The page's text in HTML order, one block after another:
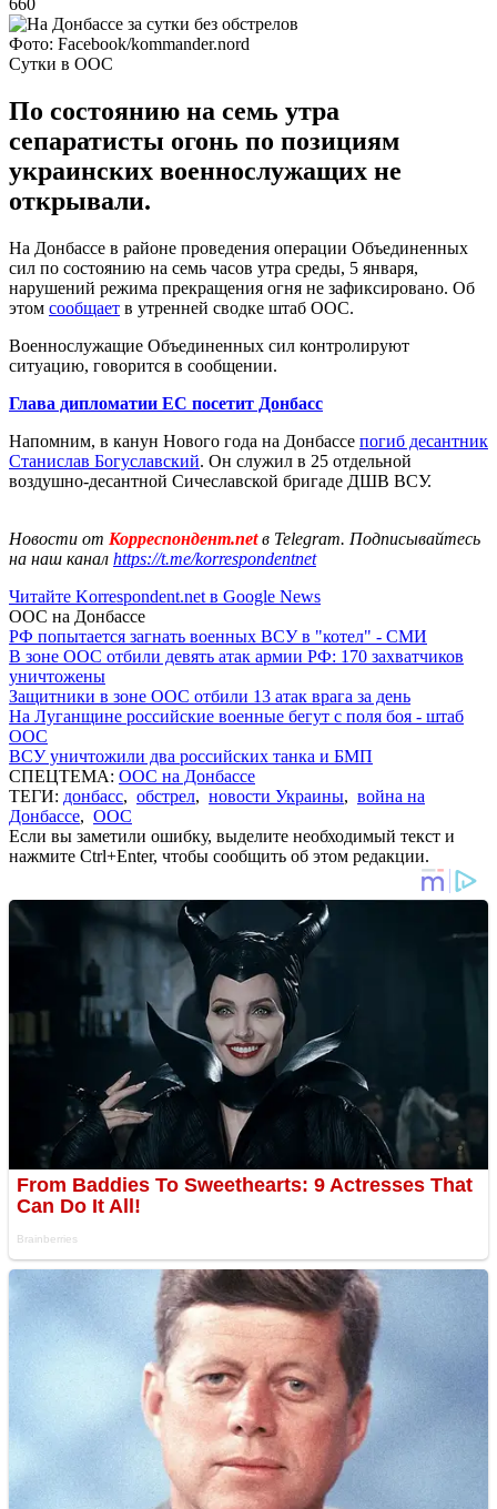
Фото: Facebook/kommander.nord
Сутки в ООС
По состоянию на семь утра
сепаратисты огонь по позициям
украинских военнослужащих не
открывали.
На Донбассе в районе проведения операции Объединенных
сил по состоянию на семь часов утра среды, 5 января,
нарушений режима прекращения огня не зафиксировано. Об
этом сообщает в утренней сводке штаб ООС.
Военнослужащие Объединенных сил контролируют
ситуацию, говорится в сообщении.
Глава дипломатии ЕС посетит Донбасс
Напомним, в канун Нового года на Донбассе погиб десантник
Станислав Богуславский. Он служил в 25 отдельной
воздушно-десантной Сичеславской бригаде ДШВ ВСУ.
Новости от Корреспондент.netв Telegram. Подписывайтесь
на наш канал https://t.me/korrespondentnet
Читайте Korrespondent.net в Google News
ООС на Донбассе
РФ попытается загнать военных ВСУ в "котел" - СМИ
В зоне ООС отбили девять атак армии РФ: 170 захватчиков
уничтожены
Защитники в зоне ООС отбили 13 атак врага за день
На Луганщине российские военные бегут с поля боя - штаб
ООС
ВСУ уничтожили два российских танка и БМП
СПЕЦТЕМА: ООС на Донбассе
ТЕГИ: донбасс, обстрел, новости Украины, война на
Донбассе, ООС
Если вы заметили ошибку, выделите необходимый текст и
нажмите Ctrl+Enter, чтобы сообщить об этом редакции.